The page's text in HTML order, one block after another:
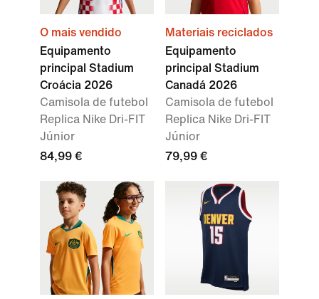
O mais vendido
Equipamento
principal Stadium
Croácia 2026
Camisola de futebol
Replica Nike Dri-FIT
Júnior
84,99 €
Materiais reciclados
Equipamento
principal Stadium
Canadá 2026
Camisola de futebol
Replica Nike Dri-FIT
Júnior
79,99 €